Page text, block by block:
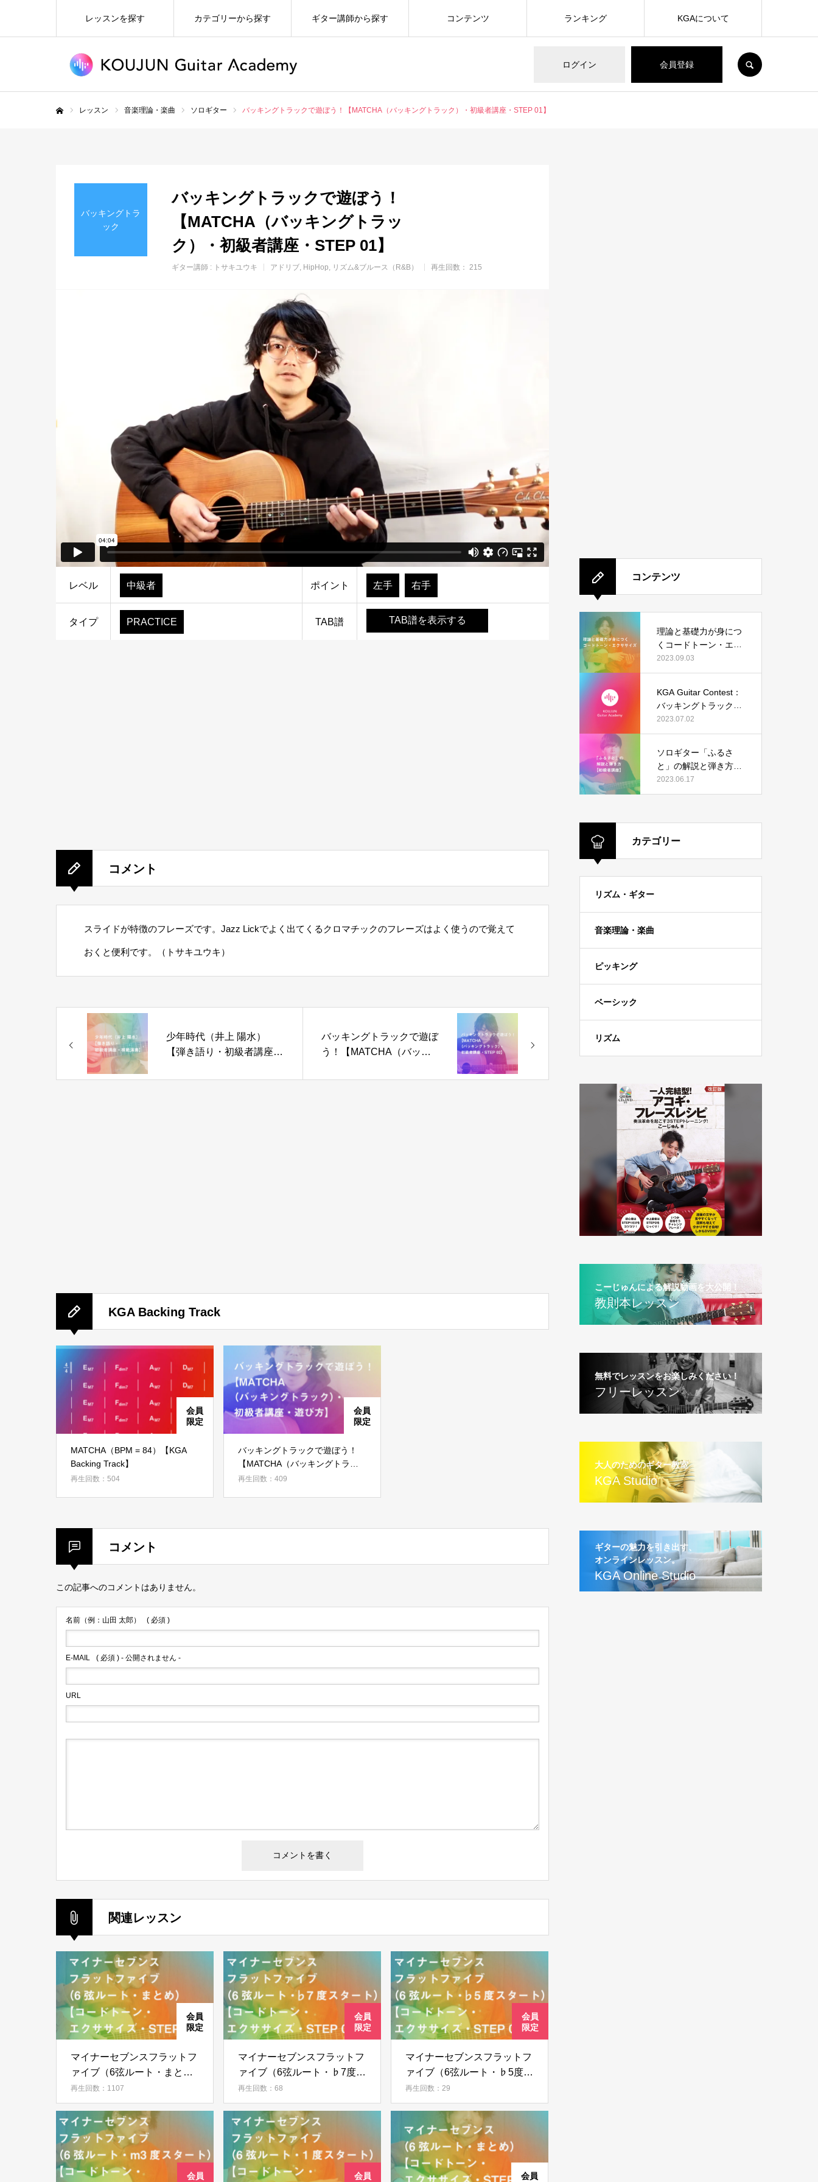
ログイン 会員登録
レッスンを探す カテゴリーから探す ギター講師から探す コンテンツ ランキング KGAについて
レッスン 音楽理論・楽曲 ソロギター バッキングトラックで遊ぼう！【MATCHA（バッキングトラック）・初級者講座・STEP 01】
バッキングトラ
ック
バッキングトラックで遊ぼう！
【MATCHA（バッキングトラッ
ク）・初級者講座・STEP 01】
ギター講師 : トサキユウキ アドリブ HipHop リズム&ブルース（R&B） 再生回数： 215
レベル 中級者 ポイント 左手 右手
タイプ PRACTICE TAB譜 TAB譜を表示する
コメント
スライドが特徴のフレーズです。Jazz Lickでよく出てくるクロマチックのフレーズはよく使うので覚えて
おくと便利です。（トサキユウキ）
少年時代（井上 陽水）
【弾き語り・初級者講座・
バッキングトラックで遊ぼ
う！【MATCHA（バッキ
座・STEP 02】
KGA Backing Track
MATCHA（BPM = 84）【KGA
Backing Track】
再生回数：504
バッキングトラックで遊ぼう！
【MATCHA（バッキングトラッ
ク）・初級者講座・遊び方】
再生回数：409
コメント
この記事へのコメントはありません。
名前（例：山田 太郎） ( 必須 )
E-MAIL ( 必須 ) - 公開されません -
URL
関連レッスン
マイナーセブンスフラットフ
ァイブ（6弦ルート・まと
め）【コードトーン・エクサ
サイズ・STEP 10】
再生回数：1107
マイナーセブンスフラットフ
ァイブ（6弦ルート・♭7度ス
タート）【コードトーン・エ
クササイズ・STEP 09】
再生回数：68
マイナーセブンスフラットフ
ァイブ（6弦ルート・♭5度ス
タート）【コードトーン・エ
クササイズ・STEP 08】
再生回数：29
コンテンツ
理論と基礎力が身につ
くコードトーン・エク
ササイズ
2023.09.03
KGA Guitar Contest：
バッキングトラック（I
sn’t She Lovely）の結
果発表
2023.07.02
ソロギター「ふるさ
と」の解説と弾き方
【初級者講座】
2023.06.17
カテゴリー
リズム・ギター
音楽理論・楽曲
ピッキング
ベーシック
リズム
こーじゅんによる解説動画を大公開！
教則本レッスン
無料でレッスンをお楽しみください！
フリーレッスン
大人のためのギター教室
KGA Studio
ギターの魅力を引き出す、
オンラインレッスン。
KGA Online Studio
ログイン情報を記憶する
パスワードを忘れた場合